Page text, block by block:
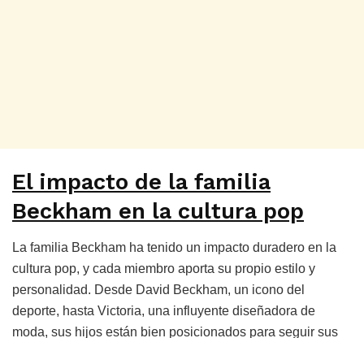
El impacto de la familia
Beckham en la cultura pop
La familia Beckham ha tenido un impacto duradero en la
cultura pop, y cada miembro aporta su propio estilo y
personalidad. Desde David Beckham, un icono del
deporte, hasta Victoria, una influyente diseñadora de
moda, sus hijos están bien posicionados para seguir sus